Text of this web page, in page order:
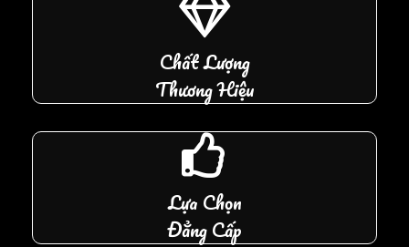
Chất Lượng
Thương Hiệu
Lựa Chọn
Đẳng Cấp